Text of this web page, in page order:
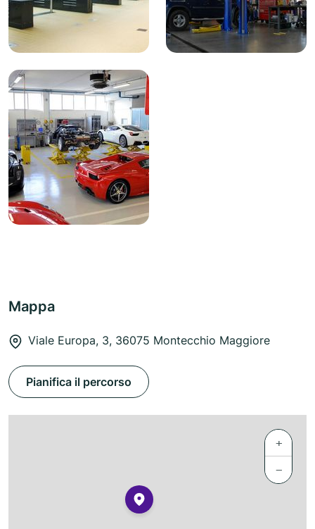
Mappa
Viale Europa, 3, 36075 Montecchio Maggiore
Pianifica il percorso
+
−